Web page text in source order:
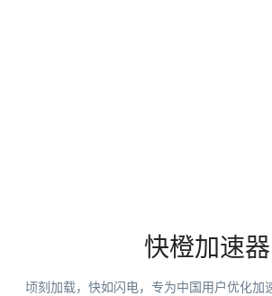
快橙加速器
顷刻加载，快如闪电，专为中国用户优化加